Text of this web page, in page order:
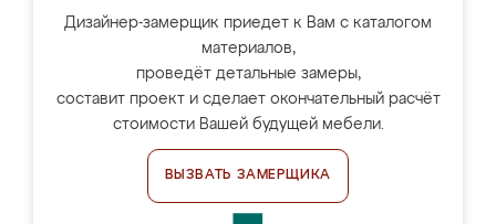
Дизайнер-замерщик приедет к Вам с каталогом
материалов,
проведёт детальные замеры,
составит проект и сделает окончательный расчёт
стоимости Вашей будущей мебели.
ВЫЗВАТЬ ЗАМЕРЩИКА